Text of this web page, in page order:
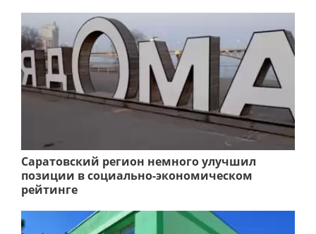
Саратовский регион немного улучшил
позиции в социально-экономическом
рейтинге